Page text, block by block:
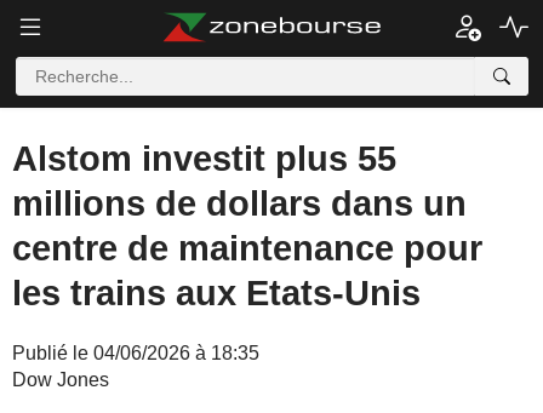
Alstom investit plus 55
millions de dollars dans un
centre de maintenance pour
les trains aux Etats-Unis
Publié le 04/06/2026 à 18:35
Dow Jones